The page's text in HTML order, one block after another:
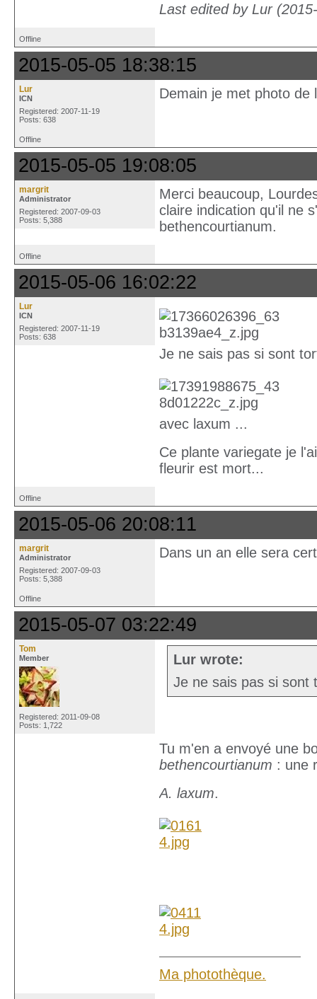
Last edited by Lur
Offline
2015-05-05 18:38:15
Lur
ICN
Registered: 2007-11-19
Posts: 638
Demain je met photo de
Offline
2015-05-05 19:08:05
margrit
Administrator
Registered: 2007-09-03
Posts: 5,388
Merci beaucoup,
claire indication qu'il ne
bethencourtianum.
Offline
2015-05-06 16:02:22
Lur
ICN
Registered: 2007-11-19
Posts: 638
Je ne sais pas si sont
avec laxum ...
Ce plante variegate je
fleurir est mort...
Offline
2015-05-06 20:08:11
margrit
Administrator
Registered: 2007-09-03
Posts: 5,388
Dans un an elle sera
Offline
2015-05-07 03:22:49
Tom
Member
Registered: 2011-09-08
Posts: 1,722
Lur wrote:
Je ne sais pas si sont
Tu m'en a envoyé une
bethencourtianum : une
A. laxum.
Ma photothèque.